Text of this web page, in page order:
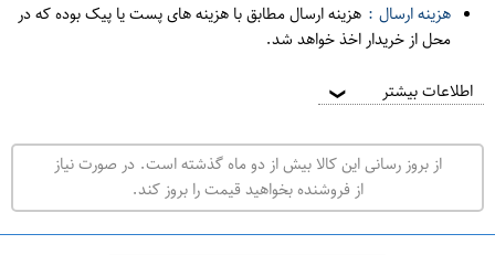
ر
ت
ه
ر
ا
هزینه ارسال : هزینه ارسال مطابق با هزینه های پست یا پیک بوده که در
محل از خریدار اخذ خواهد شد.
اطلاعات بیشتر ❯
از بروز رسانی این کالا بیش از دو ماه گذشته است. در صورت نیاز
از فروشنده بخواهید قیمت را بروز کند.